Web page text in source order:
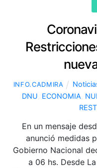
INFO.CADMIRA
DNU ECONOMIA
En un mensaje
anunció medidas
Gobierno Nacional
a 06 hs. Desde